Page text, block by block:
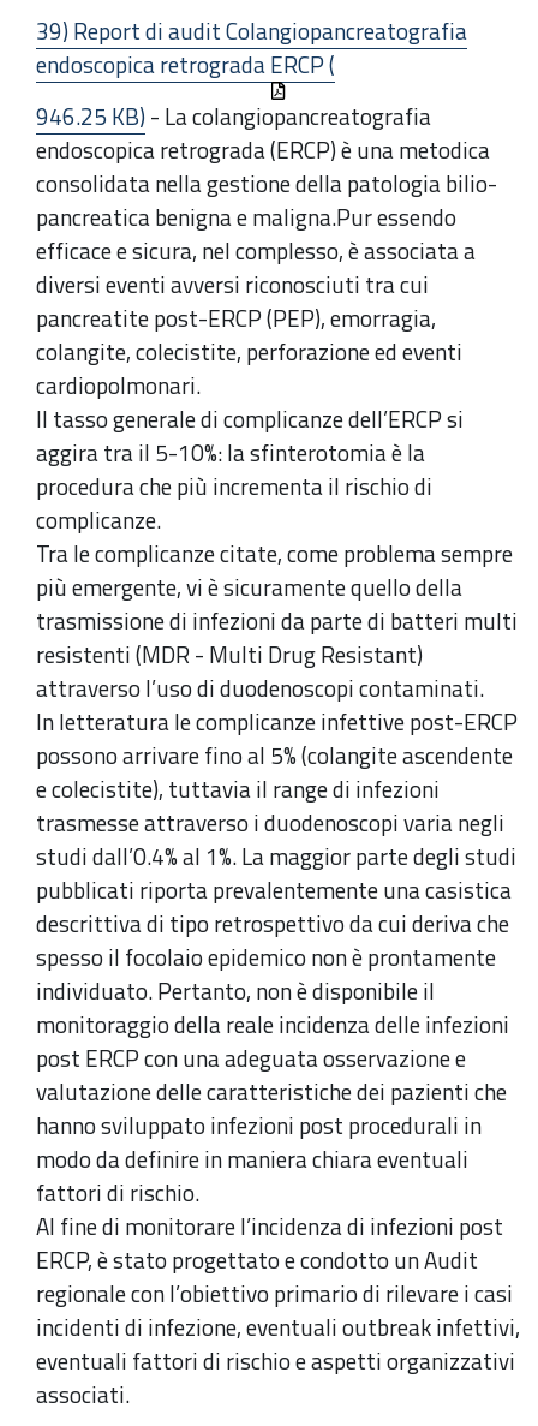
39) Report di audit Colangiopancreatografia
endoscopica retrograda ERCP (
946.25 KB)- La colangiopancreatografia
endoscopica retrograda (ERCP) è una metodica
consolidata nella gestione della patologia bilio-
pancreatica benigna e maligna.Pur essendo
efficace e sicura, nel complesso, è associata a
diversi eventi avversi riconosciuti tra cui
pancreatite post-ERCP (PEP), emorragia,
colangite, colecistite, perforazione ed eventi
cardiopolmonari.
Il tasso generale di complicanze dell’ERCP si
aggira tra il 5-10%: la sfinterotomia è la
procedura che più incrementa il rischio di
complicanze.
Tra le complicanze citate, come problema sempre
più emergente, vi è sicuramente quello della
trasmissione di infezioni da parte di batteri multi
resistenti (MDR - Multi Drug Resistant)
attraverso l’uso di duodenoscopi contaminati.
In letteratura le complicanze infettive post-ERCP
possono arrivare fino al 5% (colangite ascendente
e colecistite), tuttavia il range di infezioni
trasmesse attraverso i duodenoscopi varia negli
studi dall’0.4% al 1%. La maggior parte degli studi
pubblicati riporta prevalentemente una casistica
descrittiva di tipo retrospettivo da cui deriva che
spesso il focolaio epidemico non è prontamente
individuato. Pertanto, non è disponibile il
monitoraggio della reale incidenza delle infezioni
post ERCP con una adeguata osservazione e
valutazione delle caratteristiche dei pazienti che
hanno sviluppato infezioni post procedurali in
modo da definire in maniera chiara eventuali
fattori di rischio.
Al fine di monitorare l’incidenza di infezioni post
ERCP, è stato progettato e condotto un Audit
regionale con l’obiettivo primario di rilevare i casi
incidenti di infezione, eventuali outbreak infettivi,
eventuali fattori di rischio e aspetti organizzativi
associati.